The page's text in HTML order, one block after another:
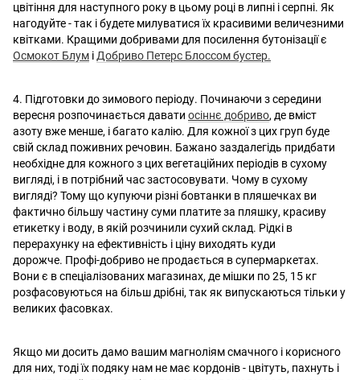
цвітіння для наступного року в цьому році в липні і серпні. Як
нагодуйте - так і будете милуватися їх красивими величезними
квітками. Кращими добривами для посилення бутонізації є
Осмокот Блум і Добриво Петерс Блоссом бустер.
4. Підготовки до зимового періоду. Починаючи з середини
вересня розпочинається давати осіннє добриво, де вміст
азоту вже менше, і багато калію. Для кожної з цих груп буде
свій склад поживних речовин. Бажано заздалегідь придбати
необхідне для кожного з цих вегетаційних періодів в сухому
вигляді, і в потрібний час застосовувати. Чому в сухому
вигляді? Тому що купуючи різні бовтанки в пляшечках ви
фактично більшу частину суми платите за пляшку, красиву
етикетку і воду, в якій розчинили сухий склад. Рідкі в
перерахунку на ефективність і ціну виходять куди
дорожче. Профі-добриво не продається в супермаркетах.
Вони є в спеціалізованих магазинах, де мішки по 25, 15 кг
розфасовуються на більш дрібні, так як випускаються тільки у
великих фасовках.
Якщо ми досить дамо вашим магноліям смачного і корисного
для них, тоді їх подяку нам не має кордонів - цвітуть, пахнуть і